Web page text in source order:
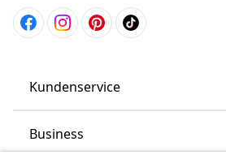
Kundenservice
Business